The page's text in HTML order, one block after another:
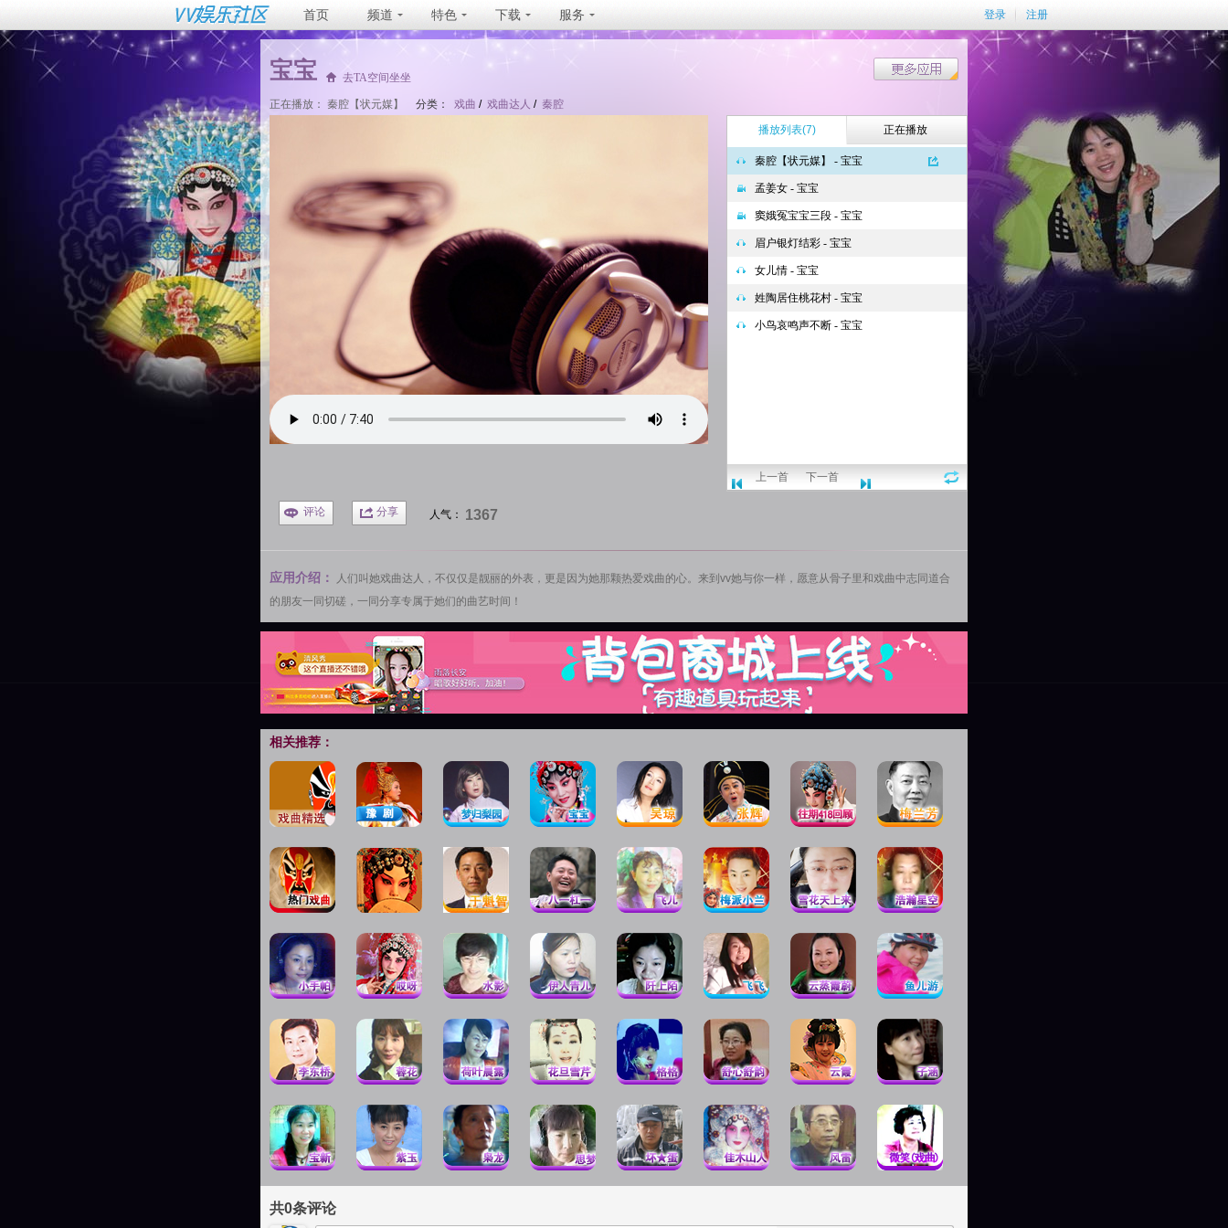
首页 频道 特色 下载 服务 登录 注册
宝宝 去TA空间坐坐
正在播放： 秦腔【状元媒】 分类： 戏曲 / 戏曲达人 / 秦腔
播放列表(7) 正在播放
上一首 下一首
评论 分享 人气： 1367
应用介绍： 人们叫她戏曲达人，不仅仅是靓丽的外表，更是因为她那颗热爱戏曲的心。来到vv她与你一样，愿意从骨子里和戏曲中志同道合
的朋友一同切磋，一同分享专属于她们的曲艺时间！
相关推荐：
共0条评论